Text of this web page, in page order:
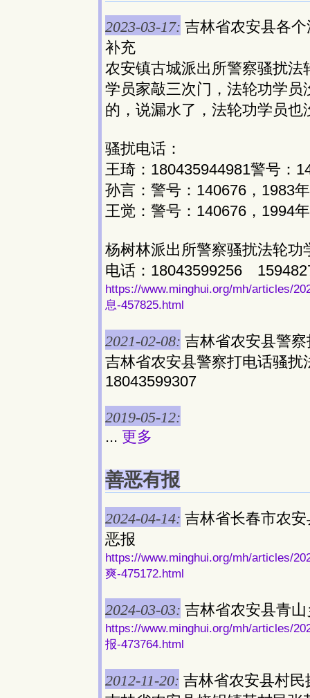
2023-03-17: 吉林省农安县各
补充
农安镇古城派出所警察骚扰
学员家敲三次门，法轮功学
的，说漏水了，法轮功学员也
骚扰电话：
王琦：180435944981警号：
孙言：警号：140676，1983
王觉：警号：140676，1994
杨树林派出所警察骚扰法轮功
电话：18043599256
https://www.minghui.org/mh/articles/
息-457825.html
2021-02-08: 吉林省农安县警
吉林省农安县警察打电话骚扰
18043599307
2019-05-12:
... 更多
善恶有报
2024-04-14: 吉林省长春市农
恶报
https://www.minghui.org/mh/articles/
爽-475172.html
2024-03-03: 吉林省农安县青
https://www.minghui.org/mh/articles/
报-473764.html
2012-11-20: 吉林省农安县村